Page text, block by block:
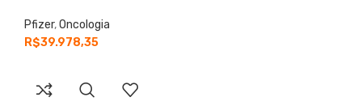
Pfizer,Oncologia
R$39.978,35